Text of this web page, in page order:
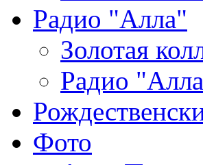
Радио "Алла"
Золотая
Радио
Фото